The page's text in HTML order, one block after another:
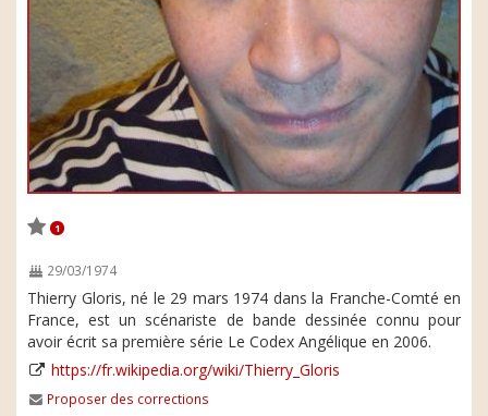
1
29/03/1974
Thierry Gloris, né le 29 mars 1974 dans la Franche-Comté en
France, est un scénariste de bande dessinée connu pour
avoir écrit sa première série Le Codex Angélique en 2006.
https://fr.wikipedia.org/wiki/Thierry_Gloris
Proposer des corrections